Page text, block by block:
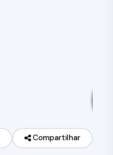
Compartilhar